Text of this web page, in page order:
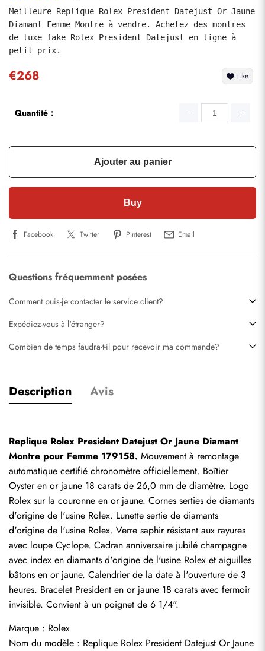
Meilleure Replique Rolex President Datejust Or Jaune
Diamant Femme Montre à vendre. Achetez des montres
de luxe fake Rolex President Datejust en ligne à
petit prix.
€268 Like
Quantité：
Ajouter au panier
Buy
Facebook Twitter Pinterest Email
Questions fréquemment posées
Comment puis-je contacter le service client?
Expédiez-vous à l'étranger?
Combien de temps faudra-t-il pour recevoir ma commande?
Description Avis
Replique Rolex President Datejust Or Jaune Diamant
Montre pour Femme 179158. Mouvement à remontage
automatique certifié chronomètre officiellement. Boîtier
Oyster en or jaune 18 carats de 26,0 mm de diamètre. Logo
Rolex sur la couronne en or jaune. Cornes serties de diamants
d'origine de l'usine Rolex. Lunette sertie de diamants
d'origine de l'usine Rolex. Verre saphir résistant aux rayures
avec loupe Cyclope. Cadran anniversaire jubilé champagne
avec index en diamants d'origine de l'usine Rolex et aiguilles
bâtons en or jaune. Calendrier de la date à l'ouverture de 3
heures. Bracelet President en or jaune 18 carats avec fermoir
invisible. Convient à un poignet de 6 1/4".
Marque : Rolex
Nom du modèle : Replique Rolex President Datejust Or Jaune
soumettre